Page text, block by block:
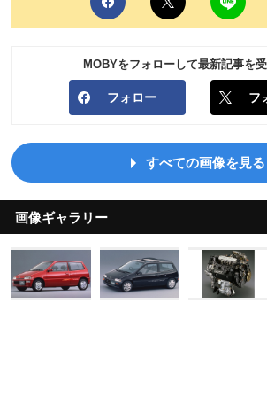
MOBYをフォローして最新記事を
フォロー フ
すべての画像を見る
画像ギャラリー